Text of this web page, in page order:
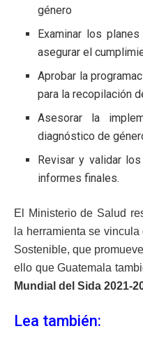
género
Examinar los
asegurar el
Aprobar la
para la recopilación
Asesorar la
diagnóstico de
Revisar y validar
informes finales.
El Ministerio de Salud
la herramienta se
Sostenible, que
ello que Guatemala
Mundial del Sida 2021-
Lea también: